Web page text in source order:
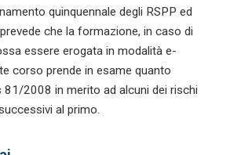
quinquennale degli RSPP ed
che la formazione, in caso di
essere erogata in modalità e-
corso prende in esame quanto
81/2008 in merito ad alcuni dei rischi
al primo.